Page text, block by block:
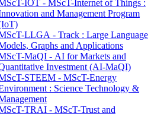
IOT - MScT-Internet of Things :
and Management Program
LLGA - Track : Large Language
Graphs and Applications
MaQI - AI for Markets and
Investment (AI-MaQI)
STEEM - MScT-Energy
: Science Technology &
TRAI - MScT-Trust and